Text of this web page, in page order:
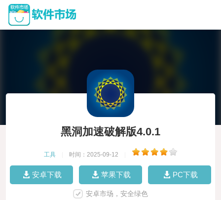
黑洞加速破解版4.0.1
工具 时间：2025-09-12
安卓下载 苹果下载 PC下载
安卓市场，安全绿色